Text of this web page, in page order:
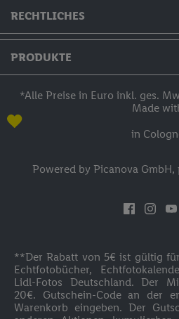
Formate & Preise
Hilfe & Kontakt
Bestellstatus
Zahlung
Cookie-Bestimmungen
Barrierefreiheit
RECHTLICHES
AGB / Widerruf / Impressum
PRODUKTE
Fotos & Grußkarten
Fotobücher
Fotokalender
Fotoblock
Textilien
*Alle Preise in Euro inkl. ges.
Made
in
Powered by Picanova GmbH,
**Der Rabatt von 5€ ist gültig
Echtfotobücher,
Lidl-Fotos Deutschland. Der
20€. Gutschein-Code an der
Warenkorb eingeben. Der